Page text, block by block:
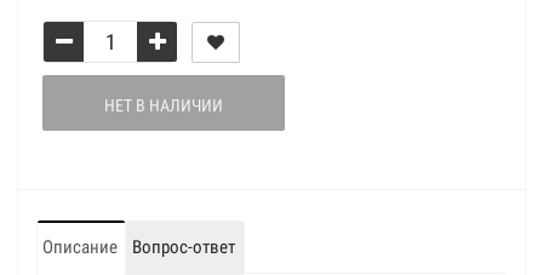
НЕТ В НАЛИЧИИ
Описание Вопрос-ответ